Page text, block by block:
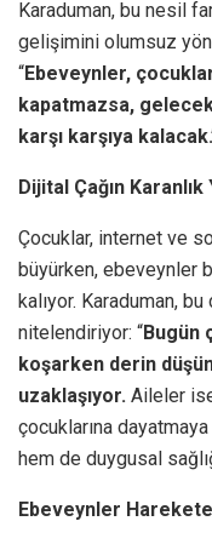
Karaduman, bu nesil
gelişimini olumsuz
“Ebeveynler,
kapatmazsa,
karşı karşıya
Dijital Çağın Karanlık
Çocuklar, internet ve
büyürken, ebeveynler
kalıyor. Karaduman,
nitelendiriyor: “Bugün
koşarken derin
uzaklaşıyor. Aileler
çocuklarına
hem de duygusal
Ebeveynler